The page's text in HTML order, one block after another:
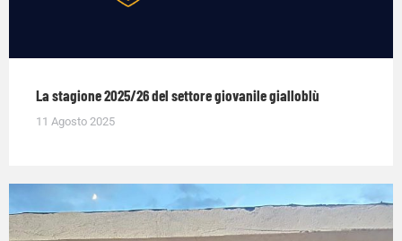
La stagione 2025/26 del settore giovanile gialloblù
11 Agosto 2025